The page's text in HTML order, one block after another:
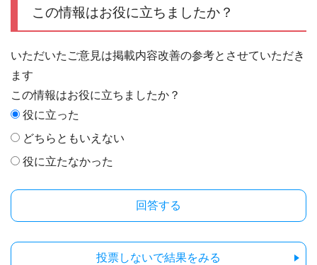
この情報はお役に立ちましたか？
いただいたご意見は掲載内容改善の参考とさせていただき
ます
この情報はお役に立ちましたか？
役に立った
どちらともいえない
役に立たなかった
投票しないで結果をみる